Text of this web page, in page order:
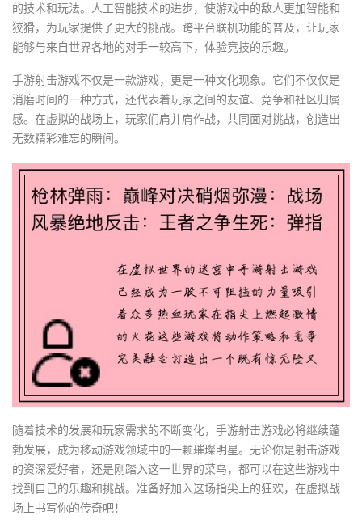
的技术和玩法。人工智能技术的进步，使游戏中的敌人更加智能和
狡猾，为玩家提供了更大的挑战。跨平台联机功能的普及，让玩家
能够与来自世界各地的对手一较高下，体验竞技的乐趣。
手游射击游戏不仅是一款游戏，更是一种文化现象。它们不仅仅是
消磨时间的一种方式，还代表着玩家之间的友谊、竞争和社区归属
感。在虚拟的战场上，玩家们肩并肩作战，共同面对挑战，创造出
无数精彩难忘的瞬间。
随着技术的发展和玩家需求的不断变化，手游射击游戏必将继续蓬
勃发展，成为移动游戏领域中的一颗璀璨明星。无论你是射击游戏
的资深爱好者，还是刚踏入这一世界的菜鸟，都可以在这些游戏中
找到自己的乐趣和挑战。准备好加入这场指尖上的狂欢，在虚拟战
场上书写你的传奇吧！